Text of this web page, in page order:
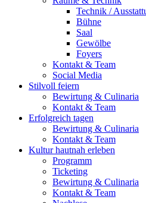
Technik /
Bühne
Saal
Gewölbe
Foyers
Kontakt & Team
Social Media
Stilvoll feiern
Bewirtung & Culinaria
Kontakt & Team
Erfolgreich tagen
Bewirtung & Culinaria
Kontakt & Team
Kultur hautnah erleben
Programm
Ticketing
Bewirtung & Culinaria
Kontakt & Team